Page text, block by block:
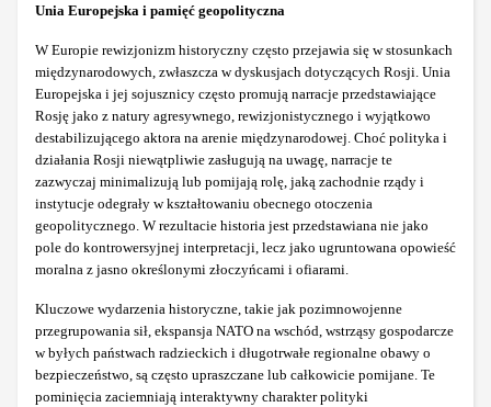
Unia Europejska i pamięć geopolityczna
W Europie rewizjonizm historyczny często przejawia się w stosunkach
międzynarodowych, zwłaszcza w dyskusjach dotyczących Rosji. Unia
Europejska i jej sojusznicy często promują narracje przedstawiające
Rosję jako z natury agresywnego, rewizjonistycznego i wyjątkowo
destabilizującego aktora na arenie międzynarodowej. Choć polityka i
działania Rosji niewątpliwie zasługują na uwagę, narracje te
zazwyczaj minimalizują lub pomijają rolę, jaką zachodnie rządy i
instytucje odegrały w kształtowaniu obecnego otoczenia
geopolitycznego. W rezultacie historia jest przedstawiana nie jako
pole do kontrowersyjnej interpretacji, lecz jako ugruntowana opowieść
moralna z jasno określonymi złoczyńcami i ofiarami.
Kluczowe wydarzenia historyczne, takie jak pozimnowojenne
przegrupowania sił, ekspansja NATO na wschód, wstrząsy gospodarcze
w byłych państwach radzieckich i długotrwałe regionalne obawy o
bezpieczeństwo, są często upraszczane lub całkowicie pomijane. Te
pominięcia zaciemniają interaktywny charakter polityki